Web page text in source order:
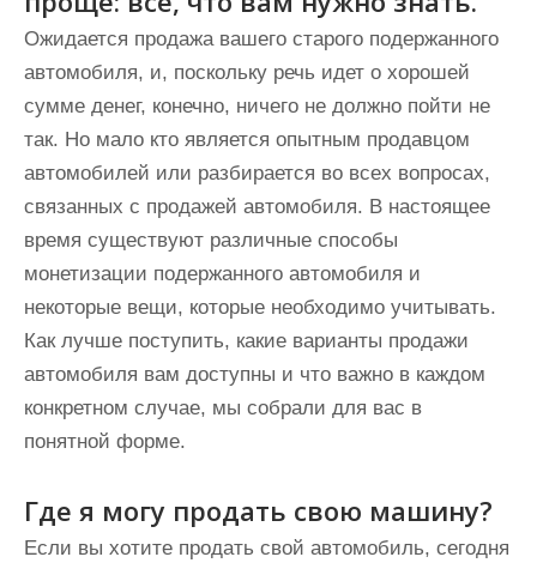
Ожидается продажа вашего старого подержанного
автомобиля, и, поскольку речь идет о хорошей
сумме денег, конечно, ничего не должно пойти не
так. Но мало кто является опытным продавцом
автомобилей или разбирается во всех вопросах,
связанных с продажей автомобиля. В настоящее
время существуют различные способы
монетизации подержанного автомобиля и
некоторые вещи, которые необходимо учитывать.
Как лучше поступить, какие варианты продажи
автомобиля вам доступны и что важно в каждом
конкретном случае, мы собрали для вас в
понятной форме.
Где я могу продать свою машину?
Если вы хотите продать свой автомобиль, сегодня